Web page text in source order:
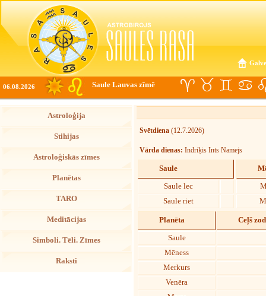
06.08.2026 Saule Lauvas zīmē
Astroloģija
Stihijas
Astroloģiskās zīmes
Planētas
TARO
Meditācijas
Simboli. Tēli. Zīmes
Raksti
Svētdiena (12.7.2026)
Vārda dienas: Indriķis Ints Namejs
Saule
Saule lec
Saule riet
Planēta Ceļš
Saule
Mēness
Merkurs
Venēra